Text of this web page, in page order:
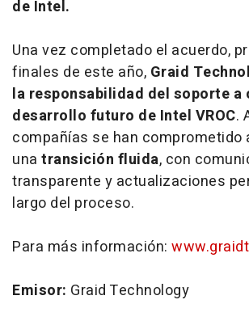
de Intel.
Una vez completado el acuerdo,
finales de este año, Graid
la responsabilidad del soporte a
desarrollo futuro de Intel VROC.
compañías se han comprometido
una transición fluida, con
transparente y actualizaciones
largo del proceso.
Para más información:
Emisor: Graid Technology